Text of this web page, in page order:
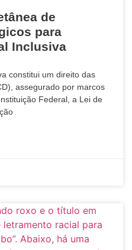
de
para
Inclusiva
constitui um direito das
assegurado por marcos
Federal, a Lei de